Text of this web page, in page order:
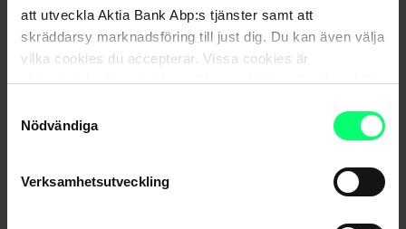
att utveckla Aktia Bank Abp:s tjänster samt att
skräddarsy marknadsföring till just dig. Du kan även välja
vilka cookies du accepterar. Vissa cookies är
obligatoriska för att säkerställa en pålitlig och säker drift
Nödvändiga
Verksamhetsutveckling
Hårda prövningar för ESG-placerande